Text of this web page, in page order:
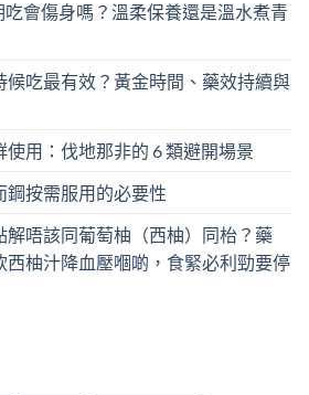
會傷身嗎？溫柔保養還是溫水煮青
候吃最有效？黃金時間、藥效持續與
用：伐地那非的 6 類避開場景
鋼按需服用的必要性
解唔該同葡萄柚（西柚）同枱？藥
西柚汁降血壓嗰啲，食緊必利勁要停